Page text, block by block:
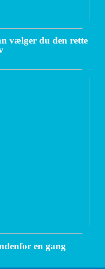
vælger du den rette
en gang